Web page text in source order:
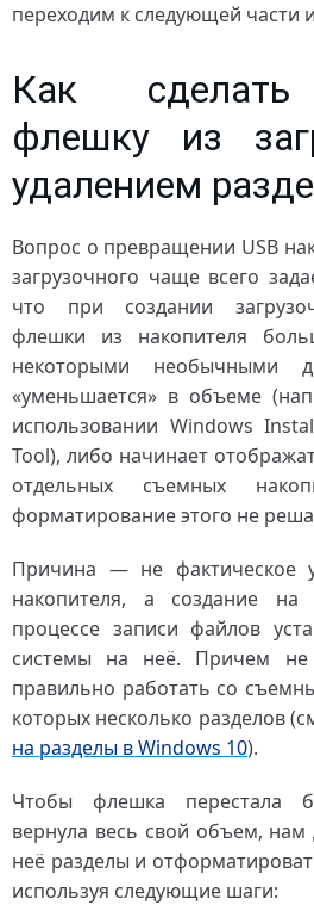
переходим к следующей части
Как
флешку из
удалением
Вопрос о превращении USB
загрузочного чаще всего
что при создании
флешки из накопителя
некоторыми необычными
«уменьшается» в объеме
использовании Windows
Tool), либо начинает
отдельных съемных
форматирование этого не
Причина — не фактическое
накопителя, а создание
процессе записи файлов
системы на неё. Причем
правильно работать со
которых несколько разделов
на разделы в Windows 10).
Чтобы флешка перестала
вернула весь свой объем, нам
неё разделы и
используя следующие шаги: